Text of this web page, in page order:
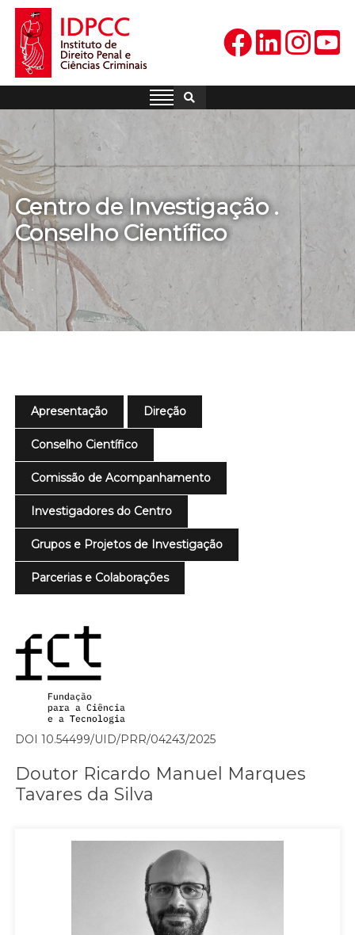
Skip
content
IDPCC
Instituto de Direito Penal e
Centro de Investigação .
Conselho Científico
Apresentação Direção
Conselho Científico
Comissão de Acompanhamento
Investigadores do Centro
Grupos e Projetos de Investigação
Parcerias e Colaborações
DOI 10.54499/UID/PRR/04243/2025
Doutor Ricardo Manuel Marques
Tavares da Silva